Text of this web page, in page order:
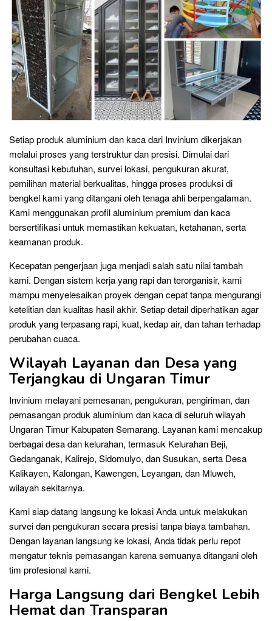
Setiap produk aluminium dan kaca dari Invinium dikerjakan
melalui proses yang terstruktur dan presisi. Dimulai dari
konsultasi kebutuhan, survei lokasi, pengukuran akurat,
pemilihan material berkualitas, hingga proses produksi di
bengkel kami yang ditangani oleh tenaga ahli berpengalaman.
Kami menggunakan profil aluminium premium dan kaca
bersertifikasi untuk memastikan kekuatan, ketahanan, serta
keamanan produk.
Kecepatan pengerjaan juga menjadi salah satu nilai tambah
kami. Dengan sistem kerja yang rapi dan terorganisir, kami
mampu menyelesaikan proyek dengan cepat tanpa mengurangi
ketelitian dan kualitas hasil akhir. Setiap detail diperhatikan agar
produk yang terpasang rapi, kuat, kedap air, dan tahan terhadap
perubahan cuaca.
Wilayah Layanan dan Desa yang
Terjangkau di Ungaran Timur
Invinium melayani pemesanan, pengukuran, pengiriman, dan
pemasangan produk aluminium dan kaca di seluruh wilayah
Ungaran Timur Kabupaten Semarang. Layanan kami mencakup
berbagai desa dan kelurahan, termasuk Kelurahan Beji,
Gedanganak, Kalirejo, Sidomulyo, dan Susukan, serta Desa
Kalikayen, Kalongan, Kawengen, Leyangan, dan Mluweh,
wilayah sekitarnya.
Kami siap datang langsung ke lokasi Anda untuk melakukan
survei dan pengukuran secara presisi tanpa biaya tambahan.
Dengan layanan langsung ke lokasi, Anda tidak perlu repot
mengatur teknis pemasangan karena semuanya ditangani oleh
tim profesional kami.
Harga Langsung dari Bengkel Lebih
Hemat dan Transparan